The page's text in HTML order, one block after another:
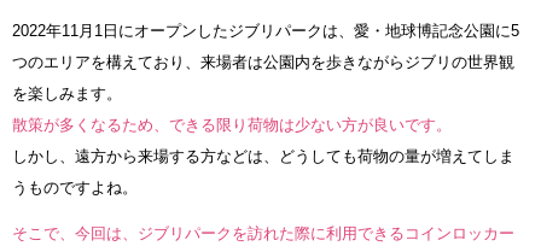
2022年11月1日にオープンしたジブリパークは、愛・地球博記念公園に5
つのエリアを構えており、来場者は公園内を歩きながらジブリの世界観
を楽しみます。
散策が多くなるため、できる限り荷物は少ない方が良いです。
しかし、遠方から来場する方などは、どうしても荷物の量が増えてしま
うものですよね。
そこで、今回は、ジブリパークを訪れた際に利用できるコインロッカー